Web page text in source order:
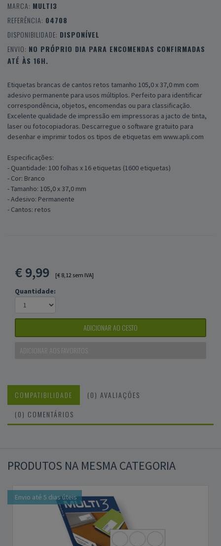
MARCA: MULTI3
REFERÊNCIA: 04708
DISPONIBILIDADE: DISPONÍVEL
ENVIO: NO PRÓPRIO DIA PARA ENCOMENDAS CONFIRMADAS
ATÉ ÀS 16H.
Etiquetas brancas de cantos retos tamanho 105,0 x 37,0 mm com
adesivo permanente para usos múltiplos. Perfeito para identificar
correspondência, objetos, encomendas ou para classificação.
Excelente qualidade de impressão em impressoras a jacto de tinta,
laser ou fotocopiadoras. Descarregue o software gratuito para
desenhar e imprimir todos os tipos de etiquetas em www.apli.com
Especificações:
- Quantidade: 100 folhas x 16 etiquetas (1600 etiquetas)
- Cor: Branco
- Tamanho: 105,0 x 37,0 mm
- Adesivo: Permanente
- Cantos: retos
€9,99 [€ 8,12 sem IVA]
Quantidade:
ADICIONAR AO CESTO
ADICIONAR AOS FAVORITOS
COMPATIBILIDADE
(0) AVALIAÇÕES
(0) COMENTÁRIOS
PRODUTOS NA MESMA CATEGORIA
Envio até 5 dias úteis